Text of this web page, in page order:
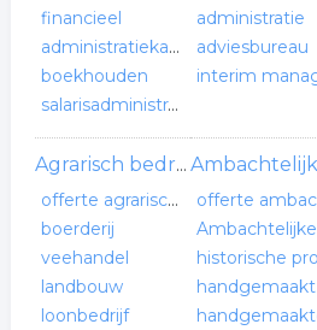
financieel
administratiekantoor
boekhouden
salarisadministratie
administratie
adviesbureau
Agrarisch bedrijf
offerte agrarisch bedrijf
boerderij
veehandel
landbouw
loonbedrijf
handgemaakt